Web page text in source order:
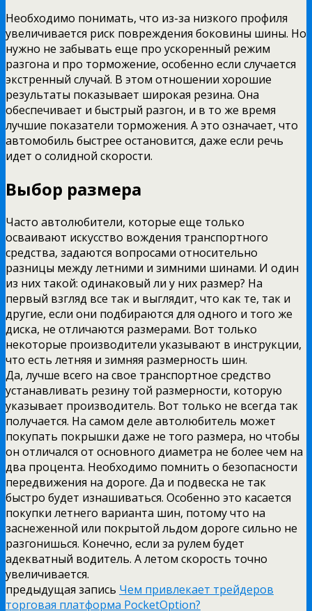
Необходимо понимать, что из-за низкого профиля
увеличивается риск повреждения боковины шины. Но
нужно не забывать еще про ускоренный режим
разгона и про торможение, особенно если случается
экстренный случай. В этом отношении хорошие
результаты показывает широкая резина. Она
обеспечивает и быстрый разгон, и в то же время
лучшие показатели торможения. А это означает, что
автомобиль быстрее остановится, даже если речь
идет о солидной скорости.
Выбор размера
Часто автолюбители, которые еще только
осваивают искусство вождения транспортного
средства, задаются вопросами относительно
разницы между летними и зимними шинами. И один
из них такой: одинаковый ли у них размер? На
первый взгляд все так и выглядит, что как те, так и
другие, если они подбираются для одного и того же
диска, не отличаются размерами. Вот только
некоторые производители указывают в инструкции,
что есть летняя и зимняя размерность шин.
Да, лучше всего на свое транспортное средство
устанавливать резину той размерности, которую
указывает производитель. Вот только не всегда так
получается. На самом деле автолюбитель может
покупать покрышки даже не того размера, но чтобы
он отличался от основного диаметра не более чем на
два процента. Необходимо помнить о безопасности
передвижения на дороге. Да и подвеска не так
быстро будет изнашиваться. Особенно это касается
покупки летнего варианта шин, потому что на
заснеженной или покрытой льдом дороге сильно не
разгонишься. Конечно, если за рулем будет
адекватный водитель. А летом скорость точно
увеличивается.
предыдущая запись Чем привлекает трейдеров
торговая платформа PocketOption?